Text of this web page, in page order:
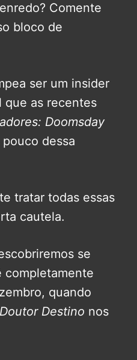
Comente
bloco de
ser um insider
que as recentes
Doomsday
dessa
tratar todas essas
cautela.
se
completamente
quando
Destino nos